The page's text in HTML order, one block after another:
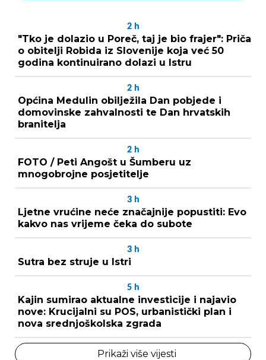
2 h
"Tko je dolazio u Poreč, taj je bio frajer": Priča
o obitelji Robida iz Slovenije koja već 50
godina kontinuirano dolazi u Istru
2 h
Općina Medulin obilježila Dan pobjede i
domovinske zahvalnosti te Dan hrvatskih
branitelja
2 h
FOTO / Peti Angošt u Šumberu uz
mnogobrojne posjetitelje
3 h
Ljetne vrućine neće značajnije popustiti: Evo
kakvo nas vrijeme čeka do subote
3 h
Sutra bez struje u Istri
5 h
Kajin sumirao aktualne investicije i najavio
nove: Krucijalni su POS, urbanistički plan i
nova srednjoškolska zgrada
Prikaži više vijesti